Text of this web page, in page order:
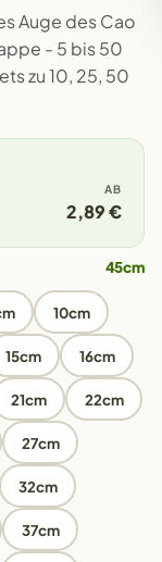
Auge des Cao
- 5 bis 50
zu 10, 25, 50
AB
2,89 €
45cm
10cm
15cm 16cm
21cm 22cm
27cm
32cm
37cm